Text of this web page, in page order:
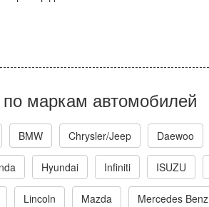
маркам автомобилей
BMW Chrysler/Jeep Daewoo
Hyundai Infiniti ISUZU
Lincoln Mazda Mercedes Benz